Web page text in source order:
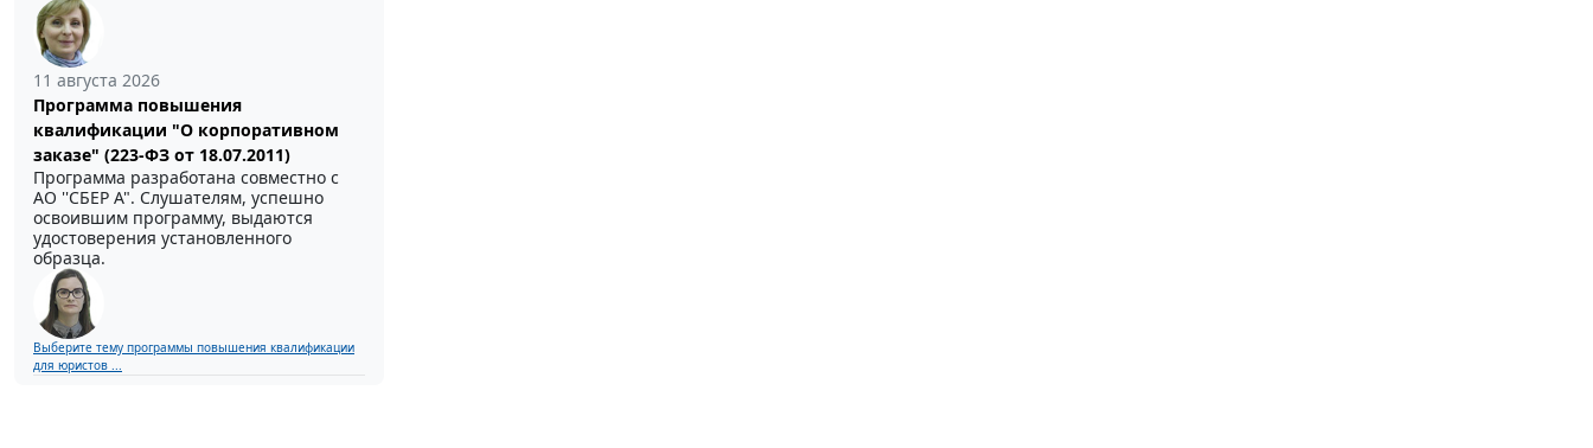
11 августа 2026
Программа повышения
квалификации "О корпоративном
заказе" (223-ФЗ от 18.07.2011)
Программа разработана совместно с
АО ''СБЕР А". Слушателям, успешно
освоившим программу, выдаются
удостоверения установленного
образца.
Выберите тему программы повышения квалификации
для юристов ...